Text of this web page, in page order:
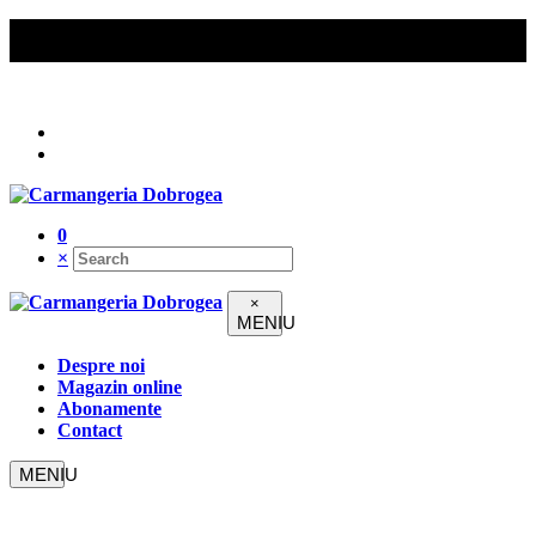
0
×
×
Despre noi
Magazin online
Abonamente
Contact